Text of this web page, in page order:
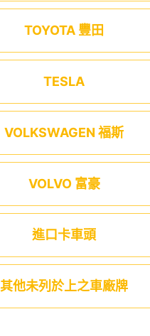
TOYOTA 豐田
TESLA
VOLKSWAGEN 福斯
VOLVO 富豪
進口卡車頭
其他未列於上之車廠牌